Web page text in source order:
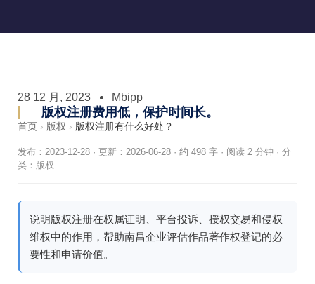
28 12 月, 2023 Mbipp
版权注册费用低，保护时间长。
首页 › 版权 › 版权注册有什么好处？
发布：2023-12-28 · 更新：2026-06-28 · 约 498 字 · 阅读 2 分钟 · 分
类： 版权
说明版权注册在权属证明、平台投诉、授权交易和侵权
维权中的作用，帮助南昌企业评估作品著作权登记的必
要性和申请价值。